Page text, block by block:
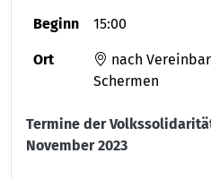
Beginn 15:00
Ort
nach
Schermen
Termine der
November 2023